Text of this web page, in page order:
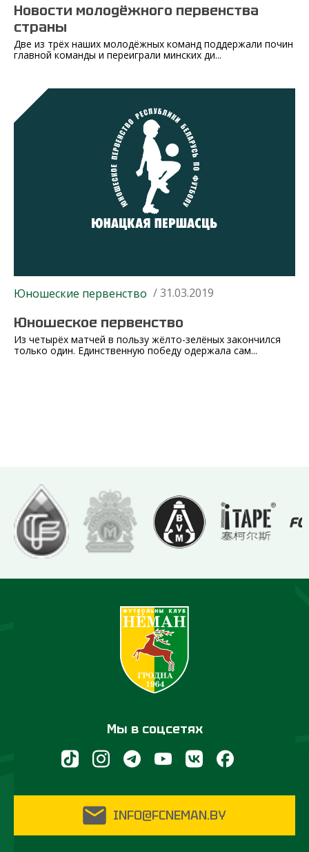
Новости молодёжного первенства
страны
Две из трёх наших молодёжных команд поддержали почин
главной команды и переиграли минских ди...
Юношеские первенство / 31.03.2019
Юношеское первенство
Из четырёх матчей в пользу жёлто-зелёных закончился
только один. Единственную победу одержала сам...
Мы в соцсетях
INFO@FCNEMAN.BY